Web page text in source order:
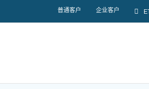
普通客户 企业客户